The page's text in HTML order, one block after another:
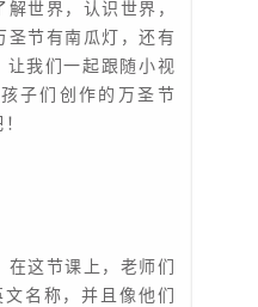
世界，认识世界，
圣节有南瓜灯，还有
让我们一起跟随小视
子们创作的万圣节
在这节课上，老师们
名称，并且像他们